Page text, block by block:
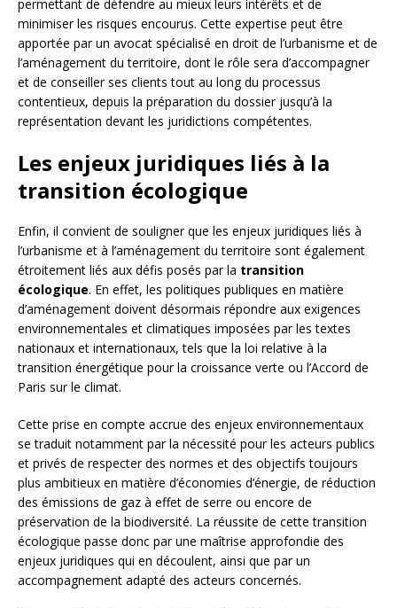
permettant de défendre au mieux leurs intérêts et de
minimiser les risques encourus. Cette expertise peut être
apportée par un avocat spécialisé en droit de l’urbanisme et de
l’aménagement du territoire, dont le rôle sera d’accompagner
et de conseiller ses clients tout au long du processus
contentieux, depuis la préparation du dossier jusqu’à la
représentation devant les juridictions compétentes.
Les enjeux juridiques liés à la
transition écologique
Enfin, il convient de souligner que les enjeux juridiques liés à
l’urbanisme et à l’aménagement du territoire sont également
étroitement liés aux défis posés par la transition
écologique. En effet, les politiques publiques en matière
d’aménagement doivent désormais répondre aux exigences
environnementales et climatiques imposées par les textes
nationaux et internationaux, tels que la loi relative à la
transition énergétique pour la croissance verte ou l’Accord de
Paris sur le climat.
Cette prise en compte accrue des enjeux environnementaux
se traduit notamment par la nécessité pour les acteurs publics
et privés de respecter des normes et des objectifs toujours
plus ambitieux en matière d’économies d’énergie, de réduction
des émissions de gaz à effet de serre ou encore de
préservation de la biodiversité. La réussite de cette transition
écologique passe donc par une maîtrise approfondie des
enjeux juridiques qui en découlent, ainsi que par un
accompagnement adapté des acteurs concernés.